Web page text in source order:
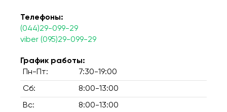
Телефоны:
(044)29-099-29
viber (095)29-099-29
График работы:
Пн-Пт:
7:30-19:00
Сб: 8:00-13:00
Вс: 8:00-13:00